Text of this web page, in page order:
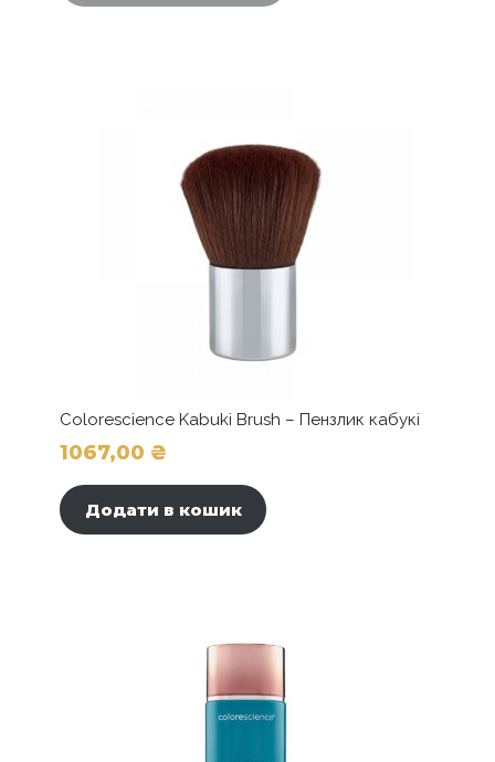
Colorescience Kabuki Brush – Пензлик кабукі
1067,00 ₴
Додати в кошик